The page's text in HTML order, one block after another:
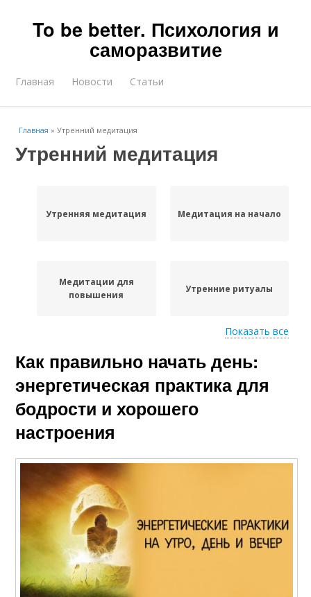
To be better. Психология и
саморазвитие
Главная Новости Статьи
Главная »Утренний медитация
Утренний медитация
Утренняя медитация Медитация на начало
Медитации для
повышения
Утренние ритуалы
Утренние пороки Утренняя рутина
Показать все
Как правильно начать день:
энергетическая практика для
бодрости и хорошего
настроения